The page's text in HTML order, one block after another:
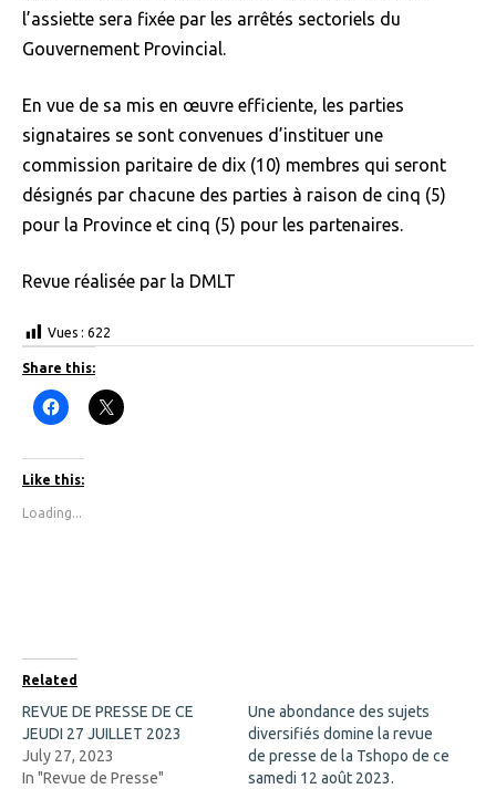
l’assiette sera fixée par les arrêtés sectoriels du
Gouvernement Provincial.
En vue de sa mis en œuvre efficiente, les parties
signataires se sont convenues d’instituer une
commission paritaire de dix (10) membres qui seront
désignés par chacune des parties à raison de cinq (5)
pour la Province et cinq (5) pour les partenaires.
Revue réalisée par la DMLT
Vues : 622
Share this:
C
l
k
t
o
h
b
o
o
k
(
O
p
e
n
C
l
i
n
n
w
Like this:
Loading...
Related
REVUE DE PRESSE DE CE
JEUDI 27 JUILLET 2023
July 27, 2023
In "Revue de Presse"
Une abondance des sujets
diversifiés domine la revue
de presse de la Tshopo de ce
samedi 12 août 2023.